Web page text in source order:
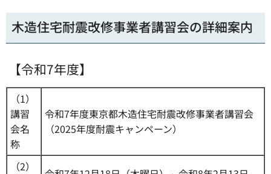
木造住宅耐震改修事業者講習会の詳細案内
【令和7年度】
（1）
講習
会名
称
令和7年度東京都木造住宅耐震改修事業者講習会
（2025年度耐震キャンペーン）
（2）